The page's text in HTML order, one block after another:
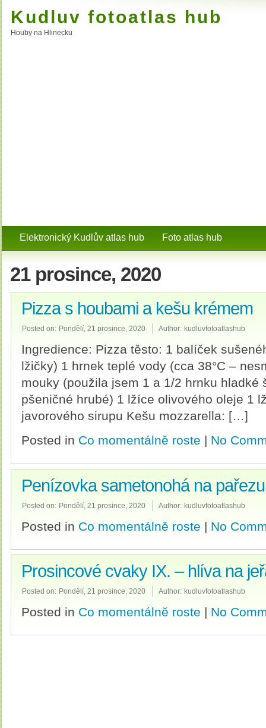
Kudluv fotoatlas hub
Houby na Hlinecku
Elektronický Kudlův atlas hub Foto atlas hub
21 prosince, 2020
Pizza s houbami a kešu krémem
Posted on: Pondělí, 21 prosince, 2020 Author: kudluvfotoatlashub
Ingredience: Pizza těsto: 1 balíček
lžičky) 1 hrnek teplé vody (cca 38°C –
mouky (použila jsem 1 a 1/2 hrnku hladké
pšeničné hrubé) 1 lžíce olivového oleje 1
javorového sirupu Kešu mozzarella: […]
Posted in Co momentálně roste | No
Penízovka sametonohá na pařezu
Posted on: Pondělí, 21 prosince, 2020 Author: kudluvfotoatlashub
Posted in Co momentálně roste | No
Prosincové cvaky IX. – hlíva na
Posted on: Pondělí, 21 prosince, 2020 Author: kudluvfotoatlashub
Posted in Co momentálně roste | No